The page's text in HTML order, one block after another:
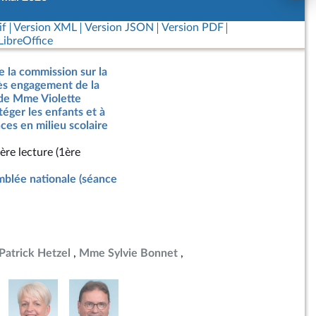
Version XML Version JSON
Version PDF
la commission sur la
engagement de la
Mme Violette
les enfants et à
en milieu scolaire
lecture (1ère
nationale (séance
Hetzel Mme Sylvie Bonnet